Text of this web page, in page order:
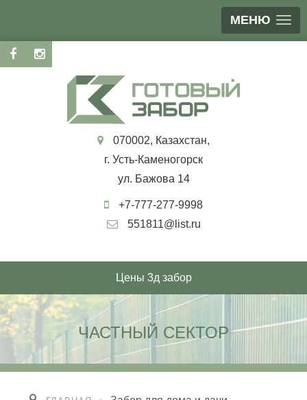
МЕНЮ
070002, Казахстан,
г. Усть-Каменогорск
ул. Бажова 14
+7-777-277-9998
551811@list.ru
Цены 3д забор
ЧАСТНЫЙ СЕКТОР